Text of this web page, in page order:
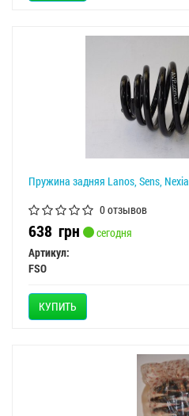
Пружина задняя Lanos, Sens,
0 отзывов
638 грн
сегодня
Артикул:
FSO
КУПИТЬ